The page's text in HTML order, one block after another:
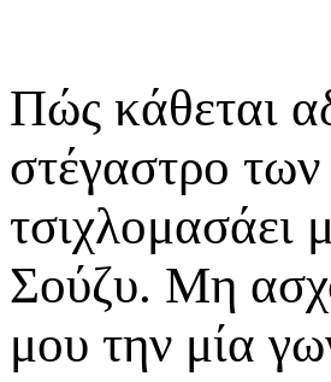
Πώς κάθεται
στέγαστρο
τσιχλομασάει
Σούζυ. Μη
μου την μία